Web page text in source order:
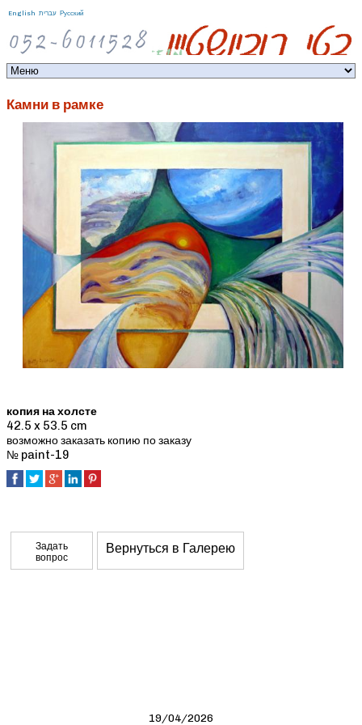
English עברית Русский
Камни в рамке
копия на холсте
42.5 x 53.5 cm
возможно заказать копию по заказу
№ paint-19
Задать
вопрос
Вернуться в Галерею
19/04/2026